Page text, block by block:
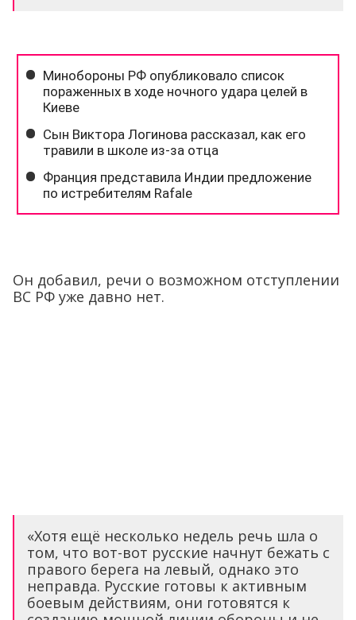
Он добавил, речи о возможном отступлении
ВС РФ уже давно нет.
«Хотя ещё несколько недель речь шла о
том, что вот-вот русские начнут бежать с
правого берега на левый, однако это
неправда. Русские готовы к активным
боевым действиям, они готовятся к